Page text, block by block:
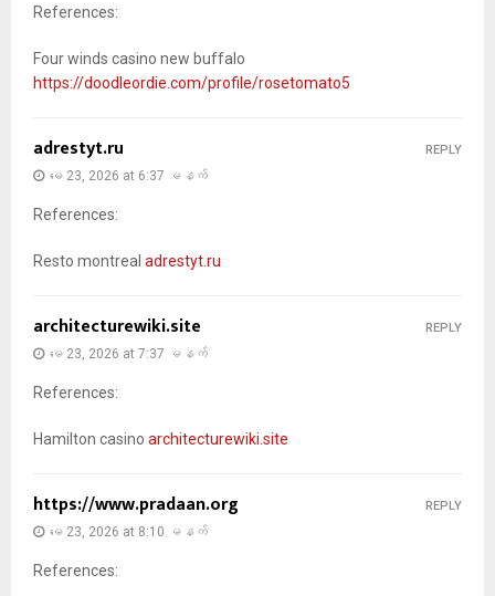
References:
Four winds casino new buffalo
https://doodleordie.com/profile/rosetomato5
adrestyt.ru
မေ 23, 2026 at 6:37 မနက်
References:
Resto montreal adrestyt.ru
REPLY
architecturewiki.site
မေ 23, 2026 at 7:37 မနက်
References:
Hamilton casino architecturewiki.site
REPLY
https://www.pradaan.org
မေ 23, 2026 at 8:10 မနက်
References:
REPLY